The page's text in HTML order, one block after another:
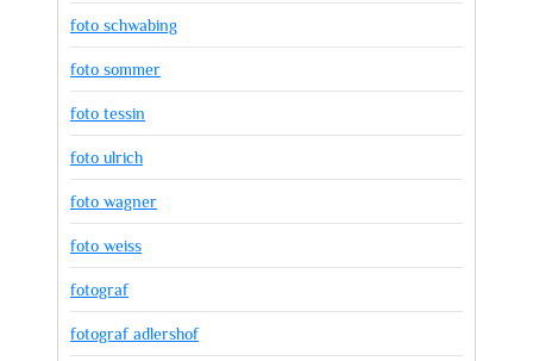
foto schwabing
foto sommer
foto tessin
foto ulrich
foto wagner
foto weiss
fotograf
fotograf adlershof